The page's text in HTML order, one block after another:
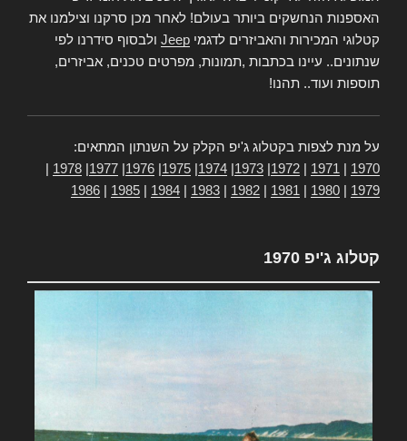
האספנות הנחשקים ביותר בעולם! לאחר מכן סרקנו וצילמנו את
קטלוגי המכירות והאביזרים לדגמי Jeep ולבסוף סידרנו לפי
שנתונים.. עיינו בכתבות ,תמונות, מפרטים טכנים, אביזרים,
תוספות ועוד.. תהנו!
על מנת לצפות בקטלוג ג'יפ הקלק על השנתון המתאים:
1970
1971
1972
1973
1974
1975
1976
1977
1978
1979
1980
1981
1982
1983
1984
1985
1986
קטלוג ג'יפ 1970